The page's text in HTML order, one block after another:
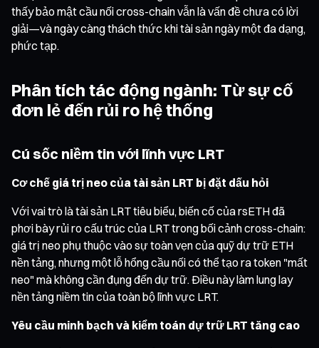
thấy bảo mật cầu nối cross-chain vẫn là vấn đề chưa có lời
giải—và ngày càng thách thức khi tài sản ngày một đa dạng,
phức tạp.
Phân tích tác động ngành: Từ sự cố
đơn lẻ đến rủi ro hệ thống
Cú sốc niềm tin với lĩnh vực LRT
Cơ chế giá trị neo của tài sản LRT bị đặt dấu hỏi
Với vai trò là tài sản LRT tiêu biểu, biến cố của rsETH đã
phơi bày rủi ro cấu trúc của LRT trong bối cảnh cross-chain:
giá trị neo phụ thuộc vào sự toàn vẹn của quỹ dự trữ ETH
nền tảng, nhưng một lỗ hổng cầu nối có thể tạo ra token "mất
neo" mà không cần đụng đến dự trữ. Điều này làm lung lay
nền tảng niềm tin của toàn bộ lĩnh vực LRT.
Yêu cầu minh bạch và kiểm toán dự trữ LRT tăng cao